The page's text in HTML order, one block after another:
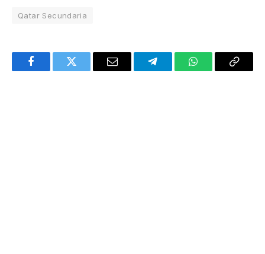
Qatar Secundaria
FacebookTwitter Email TelegramWhatsAppCopy